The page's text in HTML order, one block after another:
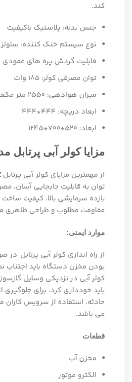
کند.
جنس بدنه: پلاستیک باکیفیت
نوع سیستم خنک کننده:
قابلیت گردش پره های عمودی :
توان مصرفی کولر: ۱85 وات
میزان هوادهی: 2550 متر مکعب بر ساعت
ابعاد دریچه: 444*444
ابعاد: 520*700*1245
مزایا کولر آبی پرتابل
از مهمترین مزایای کولر آبی پرتابل
توان به قابلیت جابجایی آسان،
بازده سرمایشی بالا، کیفیت
مقاومت مطلوب و طراحی ظاهری
موارد ایمنی:
از راه اندازی کولر آبی پرتابل در
بودن مخزن دستگاه باید اجتناب
کولر آبی در نزدیکی وسایل
باید خودداری کرد. برای جلوگیری
حادثه، استفاده از سرویس کاران
می باشد.
قطعات
مخزن آب
الکترو موتور